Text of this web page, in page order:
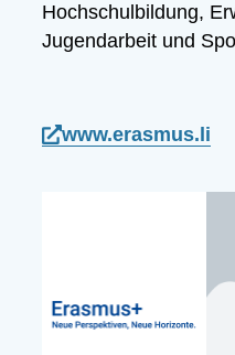
Hochschulbildung,
Jugendarbeit und
www.erasmus.li